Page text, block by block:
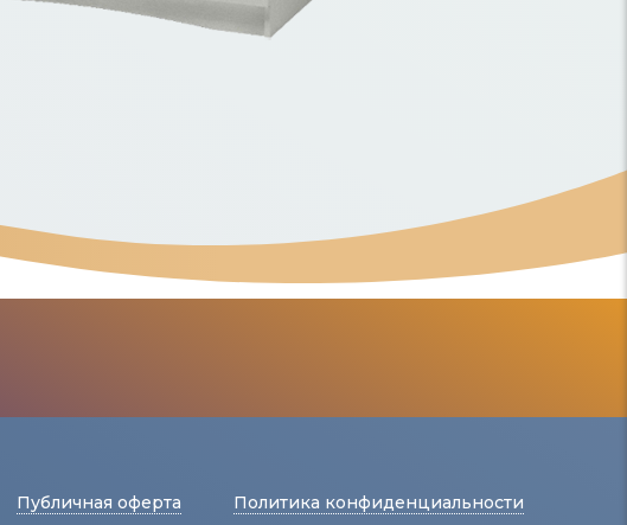
Публичная оферта Политика конфиденциальности